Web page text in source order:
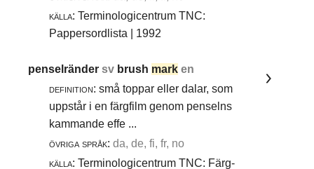
källa: Terminologicentrum TNC:
Pappersordlista | 1992
penselrändersv brush mark en
definition: små toppar eller dalar, som
uppstår i en färgfilm genom penselns
kammande effe ...
övriga språk: da, de, fi, fr, no
källa: Terminologicentrum TNC: Färg-